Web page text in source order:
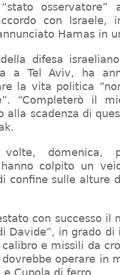
osservatore”
con Israele,
Hamas in
difesa
a Tel Aviv, ha
la vita politica
“Completerò il
alla scadenza di
domenica,
colpito un
confine sulle alture
con successo il
Davide”, in grado
e missili da
operare in
Cupola di ferro.